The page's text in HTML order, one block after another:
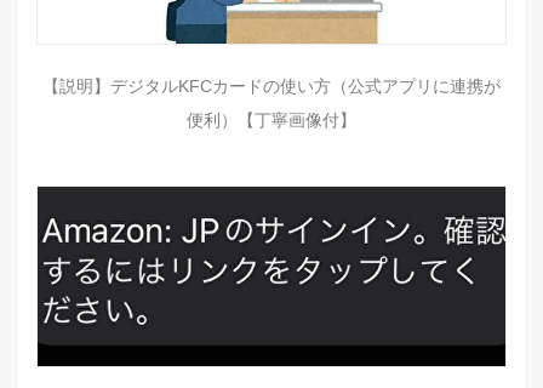
【説明】デジタルKFCカードの使い方（公式アプリに連携が
便利）【丁寧画像付】